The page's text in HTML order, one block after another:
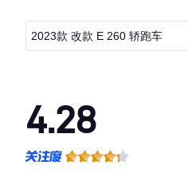
2023款 改款 E 260 轿跑车
4.28